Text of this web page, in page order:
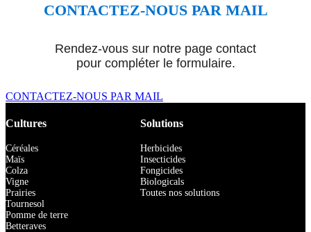
CONTACTEZ-NOUS PAR MAIL
Rendez-vous sur notre page contact
pour compléter le formulaire.
CONTACTEZ-NOUS PAR MAIL
Cultures
Céréales
Maïs
Colza
Vigne
Prairies
Tournesol
Pomme de terre
Betteraves
Solutions
Herbicides
Insecticides
Fongicides
Biologicals
Toutes nos solutions